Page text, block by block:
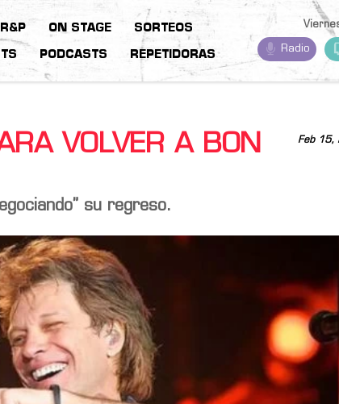
ON STAGE SORTEOS
PODCASTS REPETIDORAS
Radio
Feb 15,
VOLVER A BON
su regreso.